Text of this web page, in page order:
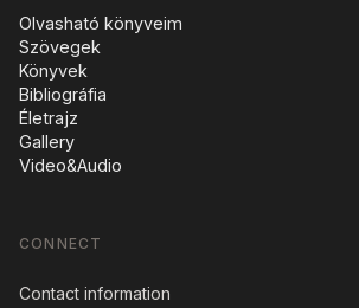
Olvasható könyveim
Szövegek
Könyvek
Bibliográfia
Életrajz
Gallery
Video&Audio
CONNECT
Contact information